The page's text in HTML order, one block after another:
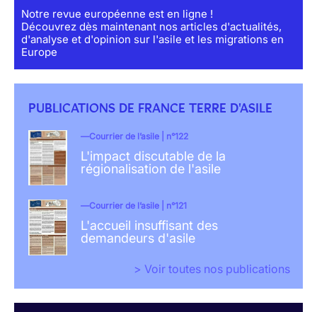
Notre revue européenne est en ligne !
Découvrez dès maintenant nos articles d'actualités,
d'analyse et d'opinion sur l'asile et les migrations en
Europe
PUBLICATIONS DE FRANCE TERRE D'ASILE
Courrier de l’asile | n°122
L'impact discutable de la
régionalisation de l'asile
Courrier de l’asile | n°121
L'accueil insuffisant des
demandeurs d'asile
> Voir toutes nos publications